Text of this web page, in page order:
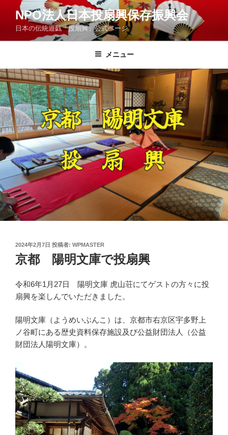
ン
ス
キ
ッ
プ
NPO法人日本投扇興保存振興会
日本の伝統遊戯「投扇興」公式ページ
メニュー
投
稿
日:
2024年2月7日 投稿者: WPMASTER
京都 陽明文庫で投扇興
令和6年1月27日 陽明文庫 虎山荘にてゲストの方々に投
扇興を楽しんでいただきました。
陽明文庫（ようめいぶんこ）は、京都市右京区宇多野上
ノ谷町にある歴史資料保存施設及び公益財団法人（公益
財団法人陽明文庫）。